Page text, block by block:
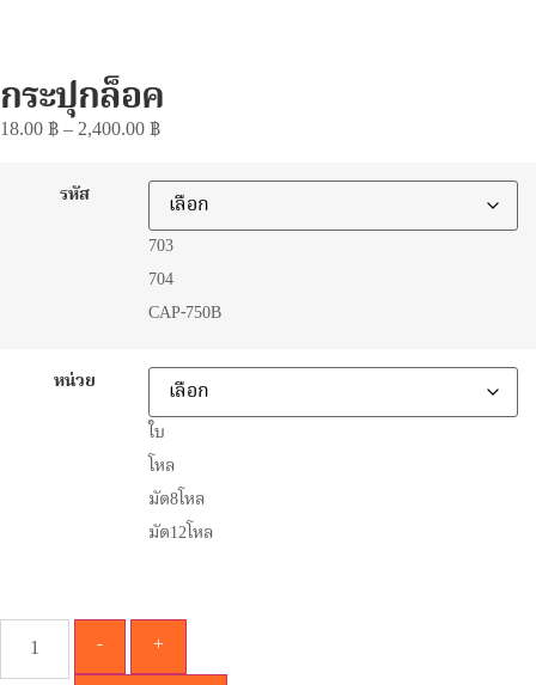
กระปุกล็อค
18.00฿–2,400.00฿
รหัส
703
704
CAP-750B
หน่วย
ใบ
โหล
มัด8โหล
มัด12โหล
-
+